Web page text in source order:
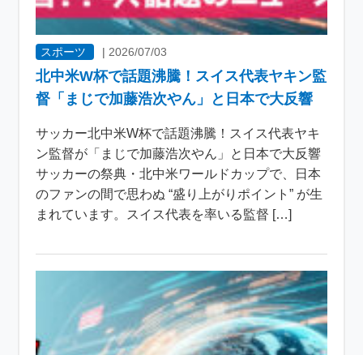
スポーツ | 2026/07/03
北中米W杯で話題沸騰！スイス代表ヤキン監
督「まじで加藤浩次やん」と日本で大反響
サッカー北中米W杯で話題沸騰！スイス代表ヤキ
ン監督が「まじで加藤浩次やん」と日本で大反響
サッカーの祭典・北中米ワールドカップで、日本
のファンの間で思わぬ “盛り上がりポイント” が生
まれています。スイス代表を率いる監督 […]